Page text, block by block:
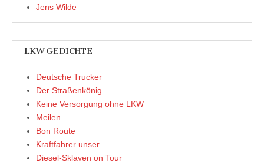
Jens Wilde
LKW GEDICHTE
Deutsche Trucker
Der Straßenkönig
Keine Versorgung ohne LKW
Meilen
Bon Route
Kraftfahrer unser
Diesel-Sklaven on Tour